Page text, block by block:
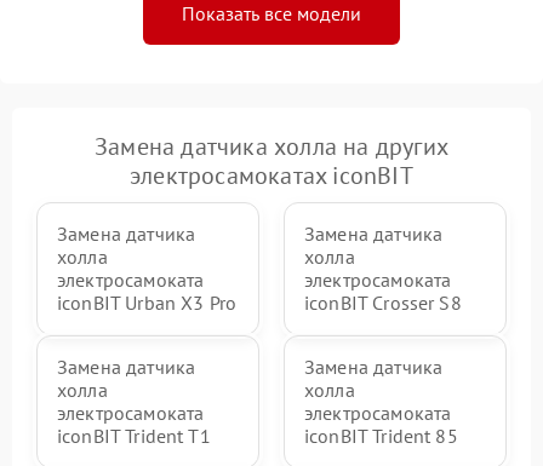
Показать все модели
Замена датчика холла на других
электросамокатах iconBIT
Замена датчика
холла
электросамоката
iconBIT Urban X3 Pro
Замена датчика
холла
электросамоката
iconBIT Crosser S8
Замена датчика
холла
электросамоката
iconBIT Trident T1
Замена датчика
холла
электросамоката
iconBIT Trident 85